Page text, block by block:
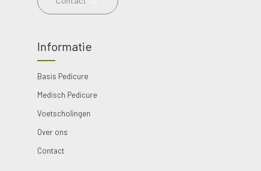
Informatie
Basis Pedicure
Medisch Pedicure
Voetscholingen
Over ons
Contact